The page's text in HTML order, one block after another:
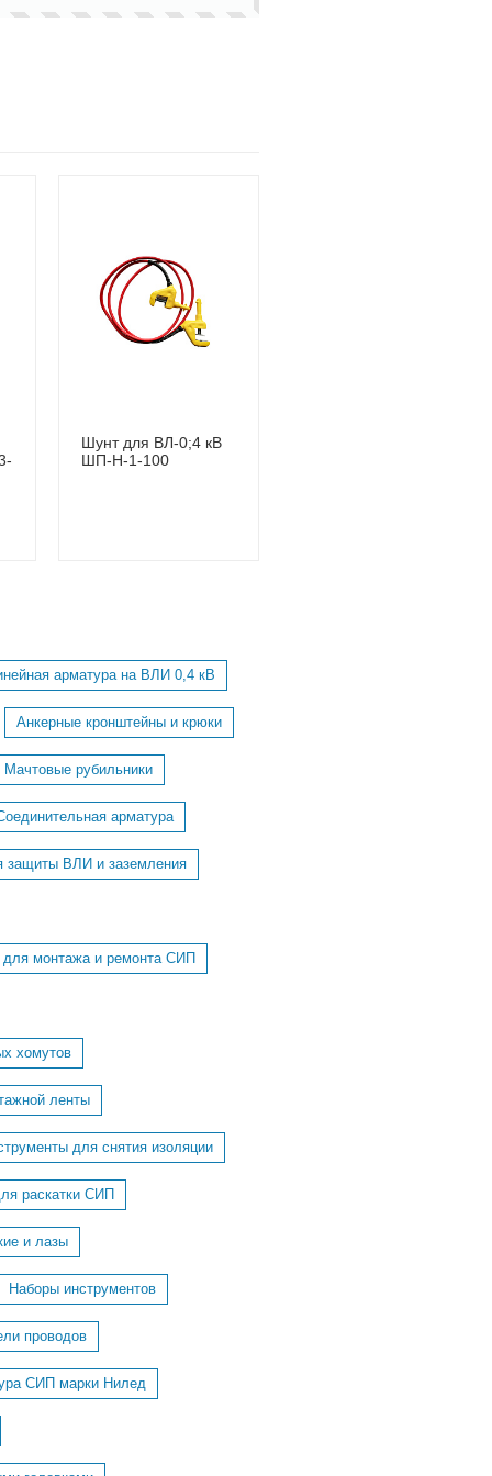
Шунт для ВЛ-0;4 кВ
ШП-Н-1-100
арматура на ВЛИ 0,4 кВ
Анкерные кронштейны и крюки
Мачтовые рубильники
арматура
защиты ВЛИ и заземления
монтажа и ремонта СИП
хомутов
ленты
для снятия изоляции
раскатки СИП
и лазы
Наборы инструментов
проводов
СИП марки Нилед